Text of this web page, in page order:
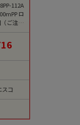
112A
ロ
ご注文
送品】
スコ